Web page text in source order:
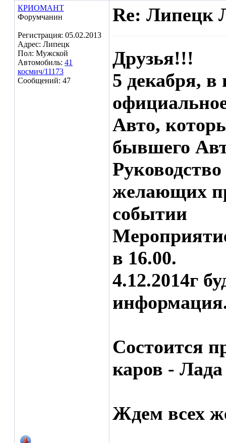
КРИОМАНТ
Форумчанин
Регистрация: 05.02.2013
Адрес: Липецк
Пол: Мужской
Автомобиль: 41
космич/11173
Сообщений: 47
Re: Липецк
Друзья!!!
5 декабря, в
Авто,
бывшего
желающих
событии
в 16.00.
4.12.2014г
Состоится
каров -
Ждем всех